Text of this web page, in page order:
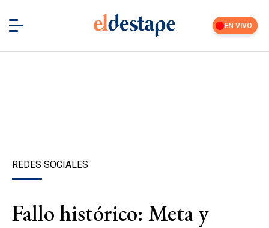
EN VIVO
REDES SOCIALES
Fallo histórico: Meta y